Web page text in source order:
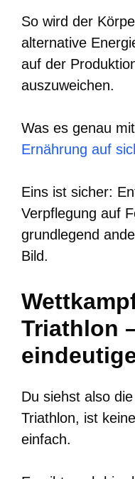
So wird der
alternative
auf der
auszuweichen.
Was es genau
Ernährung auf
Eins ist sicher:
Verpflegung auf
grundlegend
Bild.
Triathlon
Du siehst also
Triathlon, ist
einfach.